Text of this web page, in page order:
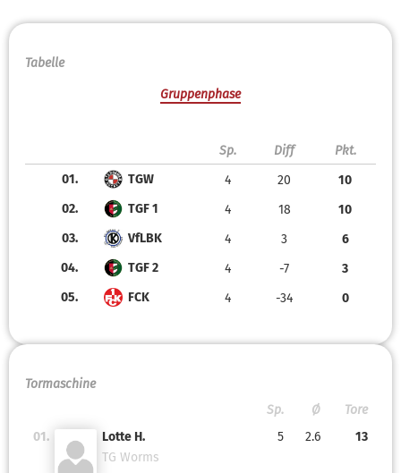
Tabelle
Gruppenphase
Sp. Diff
Pkt.
01.
TGW 4 20
10
02.
TGF 1 4 18
10
03.
VfLBK 4 3
6
04.
TGF 2 4 -7
3
05.
FCK 4 -34 0
Tormaschine
Sp.
Ø
Tore
01.
Lotte H.
TG Worms
5 2.6 13